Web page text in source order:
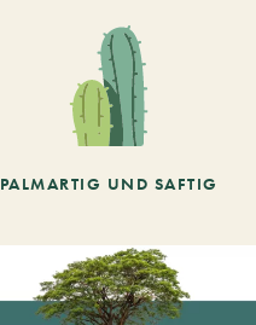
PALMARTIG UND SAFTIG